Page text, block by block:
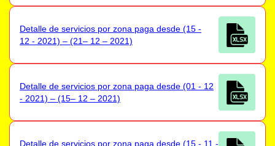
Detalle de servicios por zona paga desde (15 -
12 - 2021) – (21– 12 – 2021)
Detalle de servicios por zona paga desde (01 - 12
- 2021) – (15– 12 – 2021)
Detalle de servicios por zona paga desde (15 - 11 -